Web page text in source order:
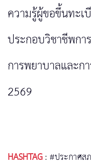
ความรู้ผู้ขอขึ้นทะ
ประกอบวิชาชีพก
การพยาบาลและ
2569
HASHTAG:#ประกาศส